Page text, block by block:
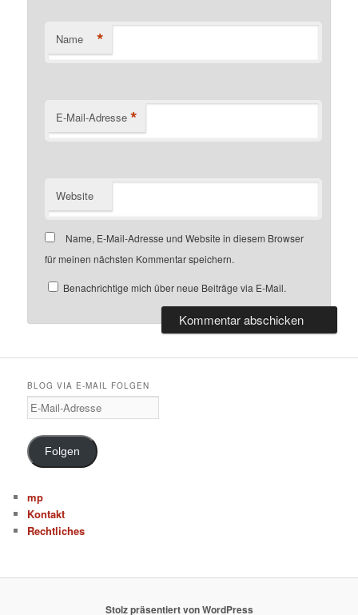
Name *
E-Mail-Adresse *
Website
Name, E-Mail-Adresse und Website in diesem Browser
für meinen nächsten Kommentar speichern.
Benachrichtige mich über neue Beiträge via E-Mail.
BLOG VIA E-MAIL FOLGEN
E
-
M
a
i
-
A
d
Folgen
mp
Kontakt
Rechtliches
Stolz präsentiert von WordPress